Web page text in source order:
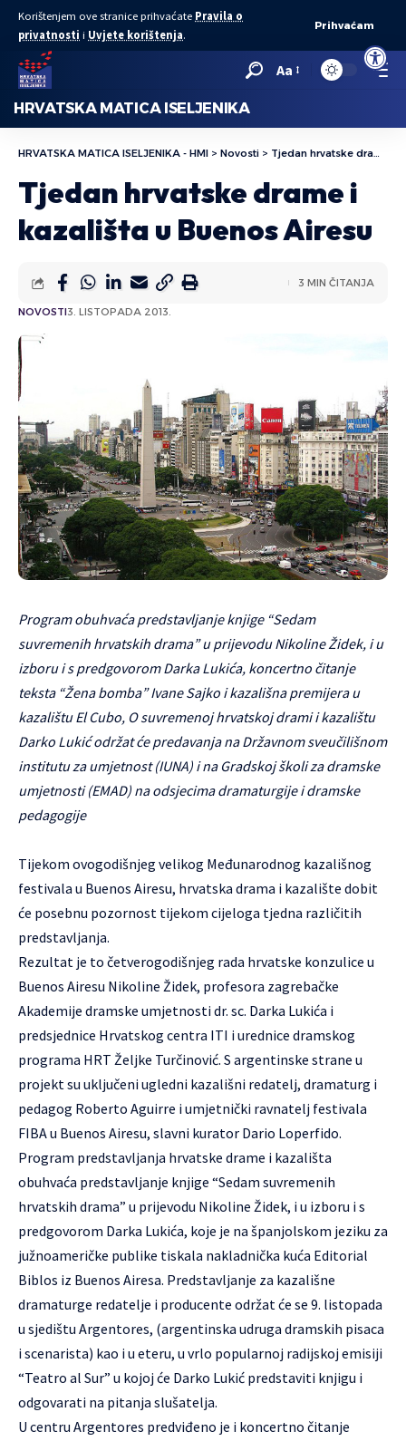
Open
Korištenjem ove stranice prihvaćate Pravila o
privatnosti i Uvjete korištenja.
Prihvaćam
Aa
HRVATSKA MATICA ISELJENIKA
HRVATSKA MATICA ISELJENIKA - HMI > Novosti > Tjedan hrvatske drame i kazališta u Buenos Airesu
Tjedan hrvatske drame i
kazališta u Buenos Airesu
NOVOSTI3. LISTOPADA 2013.
3 MIN ČITANJA
Program obuhvaća predstavljanje knjige “Sedam
suvremenih hrvatskih drama” u prijevodu Nikoline Židek, i u
izboru i s predgovorom Darka Lukića, koncertno čitanje
teksta “Žena bomba” Ivane Sajko i kazališna premijera u
kazalištu El Cubo, O suvremenoj hrvatskoj drami i kazalištu
Darko Lukić održat će predavanja na Državnom sveučilišnom
institutu za umjetnost (IUNA) i na Gradskoj školi za dramske
umjetnosti (EMAD) na odsjecima dramaturgije i dramske
pedagogije
Tijekom ovogodišnjeg velikog Međunarodnog kazališnog
festivala u Buenos Airesu, hrvatska drama i kazalište dobit
će posebnu pozornost tijekom cijeloga tjedna različitih
predstavljanja.
Rezultat je to četverogodišnjeg rada hrvatske konzulice u
Buenos Airesu Nikoline Židek, profesora zagrebačke
Akademije dramske umjetnosti dr. sc. Darka Lukića i
predsjednice Hrvatskog centra ITI i urednice dramskog
programa HRT Željke Turčinović. S argentinske strane u
projekt su uključeni ugledni kazališni redatelj, dramaturg i
pedagog Roberto Aguirre i umjetnički ravnatelj festivala
FIBA u Buenos Airesu, slavni kurator Dario Loperfido.
Program predstavljanja hrvatske drame i kazališta
obuhvaća predstavljanje knjige “Sedam suvremenih
hrvatskih drama” u prijevodu Nikoline Židek, i u izboru i s
predgovorom Darka Lukića, koje je na španjolskom jeziku za
južnoameričke publike tiskala nakladnička kuća Editorial
Biblos iz Buenos Airesa. Predstavljanje za kazališne
dramaturge redatelje i producente održat će se 9. listopada
u sjedištu Argentores, (argentinska udruga dramskih pisaca
i scenarista) kao i u eteru, u vrlo popularnoj radijskoj emisiji
“Teatro al Sur” u kojoj će Darko Lukić predstaviti knjigu i
odgovarati na pitanja slušatelja.
U centru Argentores predviđeno je i koncertno čitanje